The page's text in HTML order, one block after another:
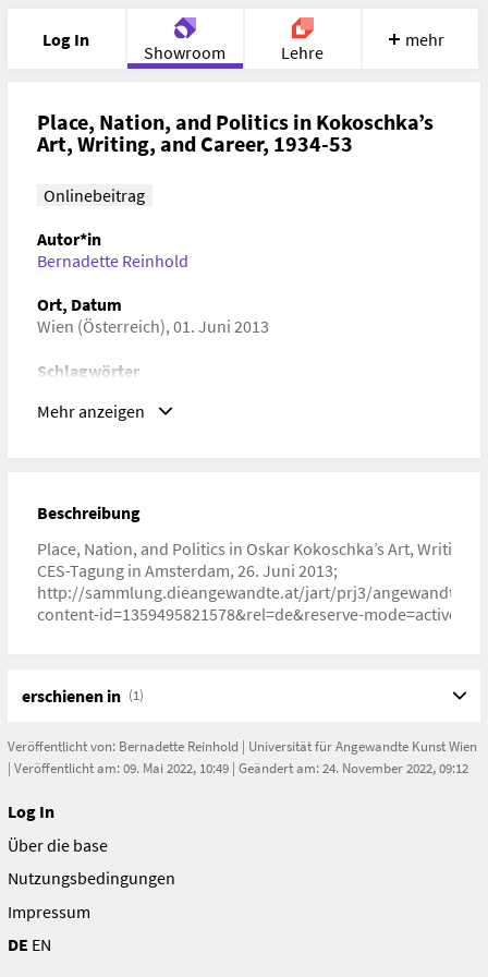
Log In
Showroom Lehre
Portfolio Image Cloud Chat
mehr
Place, Nation, and Politics in Kokoschka’s
Art, Writing, and Career, 1934-53
Onlinebeitrag
Autor*in
Bernadette Reinhold
Ort, Datum
Wien (Österreich), 01. Juni 2013
Schlagwörter
Mehr anzeigen
Beschreibung
Place, Nation, and Politics in Oskar Kokoschka’s Art, Writing,
CES-Tagung in Amsterdam, 26. Juni 2013;
http://sammlung.dieangewandte.at/jart/prj3/
content-id=1359495821578&rel=de&reserve-mode=active
erschienen in (1)
Veröffentlicht von: Bernadette Reinhold | Universität für Angewandte Kunst Wien
| Veröffentlicht am: 09. Mai 2022, 10:49 | Geändert am: 24. November 2022, 09:12
Log In
Über die base
Nutzungsbedingungen
Impressum
DE EN